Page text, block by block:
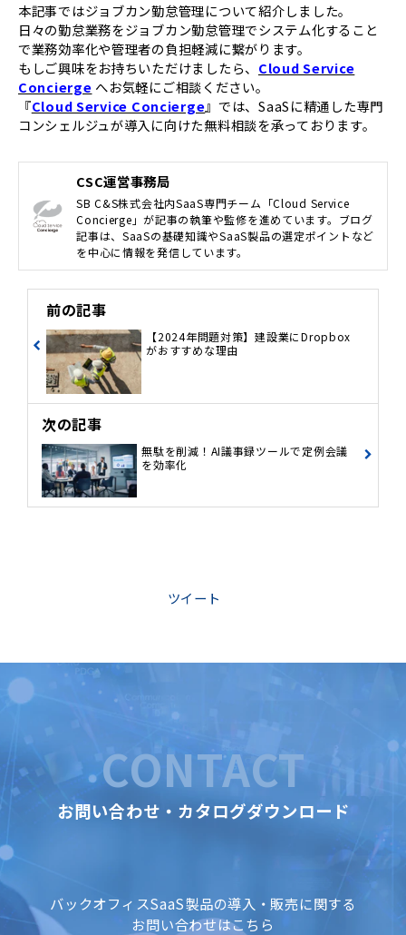
本記事ではジョブカン勤怠管理について紹介しました。
日々の勤怠業務をジョブカン勤怠管理でシステム化すること
で業務効率化や管理者の負担軽減に繋がります。
もしご興味をお持ちいただけましたら、 Cloud Service
Concierge へお気軽にご相談ください。
『Cloud Service Concierge』では、SaaSに精通した専門
コンシェルジュが導入に向けた無料相談を承っております。
CSC運営事務局
SB C&S株式会社内SaaS専門チーム「Cloud Service
Concierge」が記事の執筆や監修を進めています。ブログ
記事は、SaaSの基礎知識やSaaS製品の選定ポイントなど
を中心に情報を発信しています。
前の記事
【2024年問題対策】建設業にDropbox
がおすすめな理由
次の記事
無駄を削減！AI議事録ツールで定例会議
を効率化
ツイート
CONTACT
お問い合わせ・カタログダウンロード
バックオフィスSaaS製品の導入・販売に関する
お問い合わせはこちら